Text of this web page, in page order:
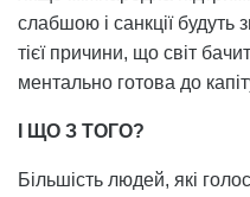
слабшою і санкції
тієї причини, що світ
ментально готова до
І ЩО З ТОГО?
Більшість людей, які